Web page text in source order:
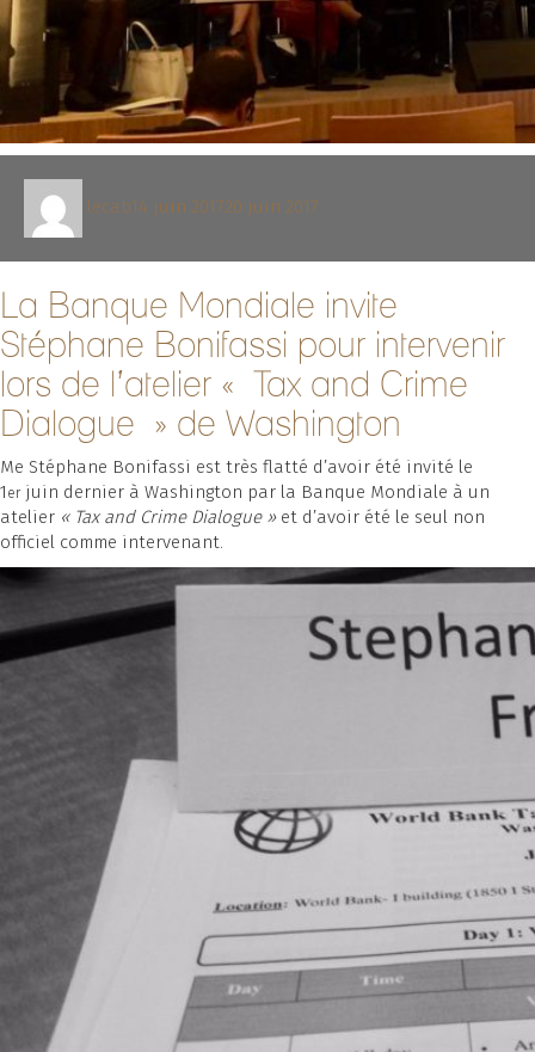
lecab le
14 juin 201720 juin 2017
La Banque Mondiale invite
Stéphane Bonifassi pour intervenir
lors de l’atelier « Tax and Crime
Dialogue » de Washington
Me Stéphane Bonifassi est très flatté d’avoir été invité le
1 erjuin dernier à Washington par la Banque Mondiale à un
atelier « Tax and Crime Dialogue »et d’avoir été le seul non
officiel comme intervenant.